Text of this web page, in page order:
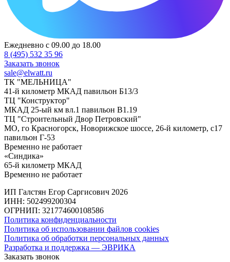
Ежедневно с 09.00 до 18.00
8 (495) 532 35 96
Заказать звонок
sale@elwatt.ru
ТК "МЕЛЬНИЦА"
41-й километр МКАД павильон Б13/3
ТЦ "Конструктор"
МКАД 25-ый км вл.1 павильон В1.19
ТЦ "Строительный Двор Петровский"
МО, го Красногорск, Новорижское шоссе, 26-й километр, с17
павильон Г-53
Временно не работает
«Синдика»
65-й километр МКАД
Временно не работает
ИП Галстян Егор Саргисович 2026
ИНН: 502499200304
ОГРНИП: 321774600108586
Политика конфиденциальности
Политика об использовании файлов cookies
Политика об обработки персональных данных
Разработка и поддержка — ЭВРИКА
Заказать звонок